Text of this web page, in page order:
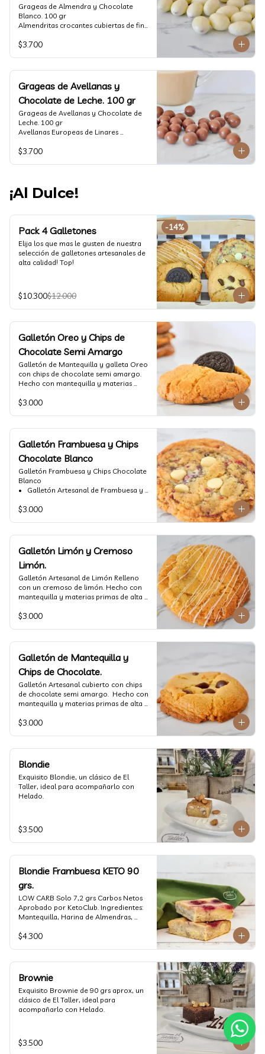
Grageas de Almendra y Chocolate
Blanco. 100 gr
Almendritas crocantes cubiertas de fino
Formato: Bolsa 100 gramos
$3.700
Grageas de Avellanas y
Chocolate de Leche. 100 gr
Grageas de Avellanas y Chocolate de
Leche. 100 gr
Avellanas Europeas de Linares
de leche.
$3.700
¡Al Dulce!
-14%
Pack 4 Galletones
Elija los que mas le gusten de nuestra
selección de galletones artesanales de
alta calidad! Top!
$10.300$12.000
Galletón Oreo y Chips de
Chocolate Semi Amargo
⁠Galletón de Mantequilla y galleta Oreo
con chips de chocolate semi amargo.
Hecho con mantequilla y materias
$3.000
Galletón Frambuesa y Chips
Chocolate Blanco
Galletón Frambuesa y Chips Chocolate
Blanco
•⁠  ⁠ Galletón Artesanal de Frambuesa y
con mantequilla y materias primas de
$3.000
Galletón Limón y Cremoso
Limón.
⁠Galletón Artesanal de Limón Relleno
con un cremoso de limón. Hecho con
mantequilla y materias primas de alta
$3.000
Galletón de Mantequilla y
Chips de Chocolate.
⁠Galletón Artesanal cubierto con chips
de chocolate semi amargo.  Hecho con
mantequilla y materias primas de alta
$3.000
Blondie
Exquisito Blondie, un clásico de El
Taller, ideal para acompañarlo con
Helado.
$3.500
Blondie Frambuesa KETO 90
grs.
LOW CARB Solo 7,2 grs Carbos Netos
Aprobado por KetoClub. Ingredientes:
Mantequilla, Harina de Almendras,
Frambuesa, Goma Xantana.
$4.300
Brownie
Exquisito Brownie de 90 grs aprox, un
clásico de El Taller, ideal para
acompañarlo con Helado.
$3.500